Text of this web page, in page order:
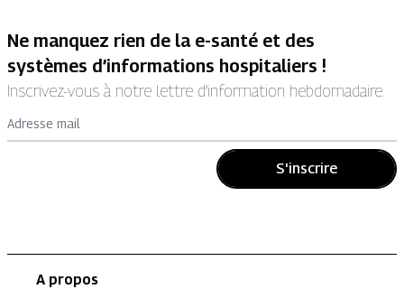
Ne manquez rien de la e-santé et des
systèmes d’informations hospitaliers !
Inscrivez-vous à notre lettre d’information hebdomadaire.
Adresse mail
S'inscrire
A propos